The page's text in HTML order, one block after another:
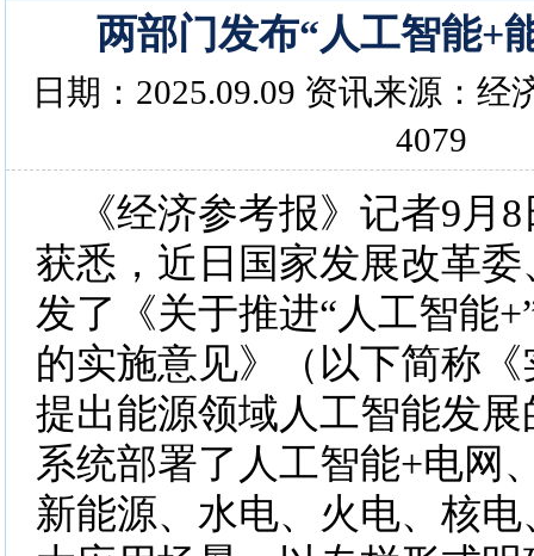
两部门发布“人工智能+
日期：2025.09.09 资讯来源：经
4079
《经济参考报》记者9月8
获悉，近日国家发展改革
发了《关于推进“人工智能
的实施意见》（以下简称
提出能源领域人工智能发
系统部署了人工智能+电网
新能源、水电、火电、核